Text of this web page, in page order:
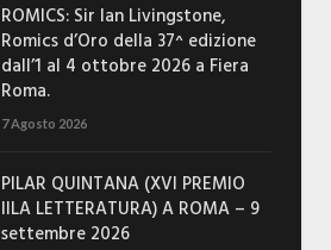
ROMICS: Sir Ian Livingstone,
Romics d’Oro della 37^ edizione
dall’1 al 4 ottobre 2026 a Fiera
Roma.
7 Agosto 2026
PILAR QUINTANA (XVI PREMIO
IILA LETTERATURA) A ROMA – 9
settembre 2026